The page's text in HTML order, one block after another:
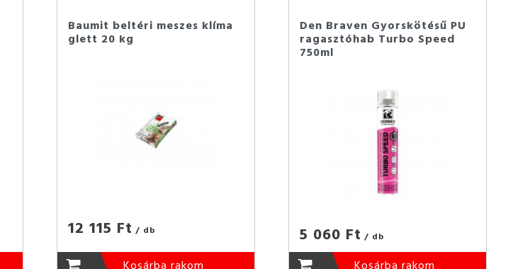
Baumit beltéri meszes klíma
glett 20 kg
12 115 Ft / db
Kosárba rakom
Den Braven Gyorskötésű PU
ragasztóhab Turbo Speed
750ml
5 060 Ft / db
Kosárba rakom